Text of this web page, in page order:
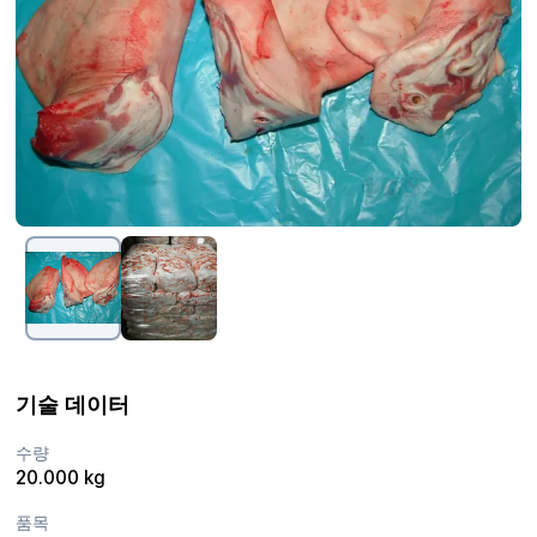
기술 데이터
수량
20.000 kg
품목